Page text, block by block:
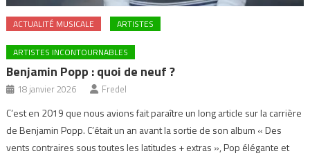
ACTUALITÉ MUSICALE ARTISTES
ARTISTES INCONTOURNABLES
Benjamin Popp : quoi de neuf ?
18 janvier 2026 Fredel
C’est en 2019 que nous avions fait paraître un long article sur la carrière
de Benjamin Popp. C’était un an avant la sortie de son album « Des
vents contraires sous toutes les latitudes + extras », Pop élégante et